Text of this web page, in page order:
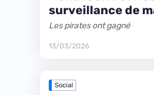
surveillance de
Les pirates ont gagné
13/03/2026
Social